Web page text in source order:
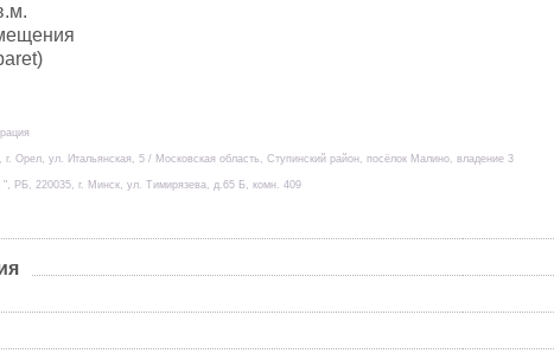
Орел, ул. Итальянская, 5 / Московская область, Ступинский район, посёлок Малино, владение 3
РБ, 220035, г. Минск, ул. Тимирязева, д.65 Б, комн. 409